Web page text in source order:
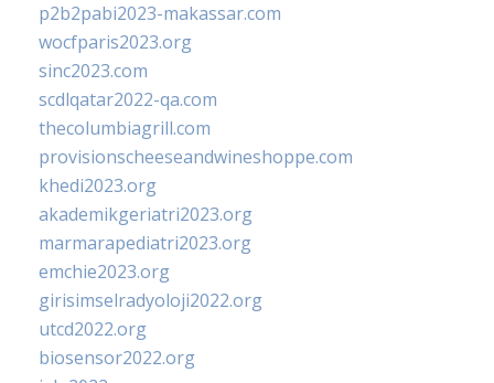
p2b2pabi2023-makassar.com
wocfparis2023.org
sinc2023.com
scdlqatar2022-qa.com
thecolumbiagrill.com
provisionscheeseandwineshoppe.com
khedi2023.org
akademikgeriatri2023.org
marmarapediatri2023.org
emchie2023.org
girisimselradyoloji2022.org
utcd2022.org
biosensor2022.org